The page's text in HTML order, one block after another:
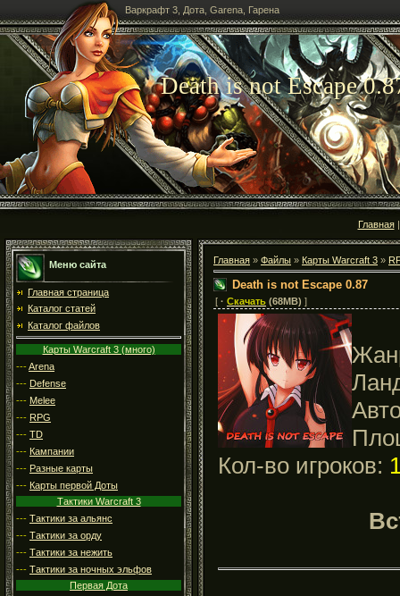
Варкрафт 3, Дота, Garena, Гарена
Death is not Escape
Главная
Меню сайта
Главная страница
Каталог статей
Каталог файлов
Карты Warcraft 3 (много)
---Arena
--- Defense
--- Melee
--- RPG
--- TD
--- Кампании
--- Разные карты
--- Карты первой Доты
Тактики Warcraft 3
--- Тактики за альянс
--- Тактики за орду
--- Тактики за нежить
--- Тактики за ночных эльфов
Первая Дота
Главная » Файлы » Карты Warcraft 3 »
Death is not Escape 0.87
[ · Скачать (68MB) ]
Кол-во игроков: